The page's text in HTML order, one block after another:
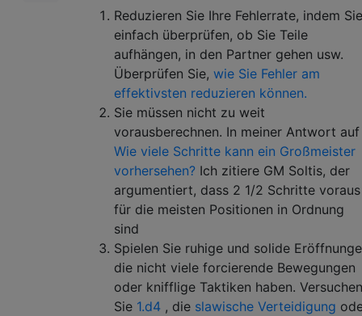
Reduzieren Sie Ihre Fehlerrate, indem Sie
einfach überprüfen, ob Sie Teile
aufhängen, in den Partner gehen usw.
Überprüfen Sie, wie Sie Fehler am
effektivsten reduzieren können.
Sie müssen nicht zu weit
vorausberechnen. In meiner Antwort auf
Wie viele Schritte kann ein Großmeister
vorhersehen? Ich zitiere GM Soltis, der
argumentiert, dass 2 1/2 Schritte voraus
für die meisten Positionen in Ordnung
sind
Spielen Sie ruhige und solide
die nicht viele forcierende Bewegungen
oder knifflige Taktiken haben. Versuchen
Sie 1.d4 , die slawische Verteidigung